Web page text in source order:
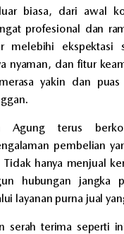
luar biasa, dari awal
profesional dan
melebihi ekspektasi
nyaman, dan fitur
yakin dan
Agung terus
pembelian
Tidak hanya menjual
hubungan jangka
layanan purna jual
serah terima seperti